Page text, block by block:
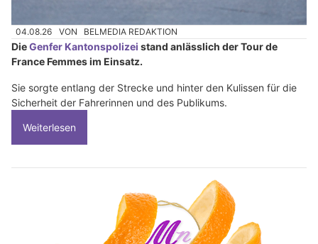
04.08.26 VON BELMEDIA REDAKTION
DieGenfer Kantonspolizei stand anlässlich der Tour de
France Femmes im Einsatz.
Sie sorgte entlang der Strecke und hinter den Kulissen für die
Sicherheit der Fahrerinnen und des Publikums.
Weiterlesen